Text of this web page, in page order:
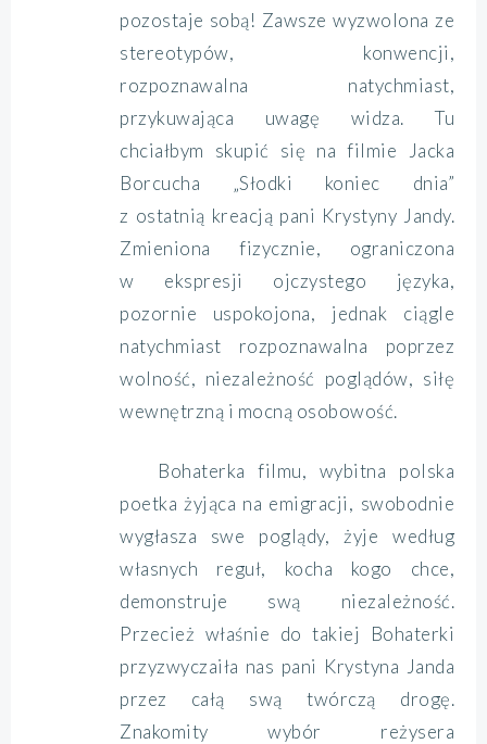
pozostaje sobą! Zawsze wyzwolona ze
stereotypów, konwencji,
rozpoznawalna natychmiast,
przykuwająca uwagę widza. Tu
chciałbym skupić się na filmie Jacka
Borcucha „Słodki koniec dnia”
z ostatnią kreacją pani Krystyny Jandy.
Zmieniona fizycznie, ograniczona
w ekspresji ojczystego języka,
pozornie uspokojona, jednak ciągle
natychmiast rozpoznawalna poprzez
wolność, niezależność poglądów, siłę
wewnętrzną i mocną osobowość.
Bohaterka filmu, wybitna polska
poetka żyjąca na emigracji, swobodnie
wygłasza swe poglądy, żyje według
własnych reguł, kocha kogo chce,
demonstruje swą niezależność.
Przecież właśnie do takiej Bohaterki
przyzwyczaiła nas pani Krystyna Janda
przez całą swą twórczą drogę.
Znakomity wybór reżysera